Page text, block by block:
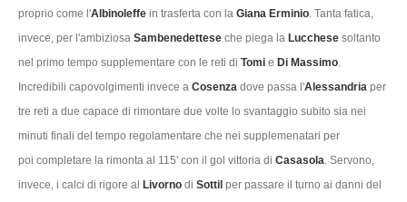
proprio come l'Albinoleffe in trasferta con la Giana Erminio. Tanta fatica,
invece, per l'ambiziosa Sambenedettese che piega la Lucchese soltanto
nel primo tempo supplementare con le reti di Tomi e Di Massimo.
Incredibili capovolgimenti invece a Cosenza dove passa l'Alessandria per
tre reti a due capace di rimontare due volte lo svantaggio subito sia nei
minuti finali del tempo regolamentare che nei supplemenatari per
poi completare la rimonta al 115' con il gol vittoria di Casasola. Servono,
invece, i calci di rigore al Livorno di Sottil per passare il turno ai danni del